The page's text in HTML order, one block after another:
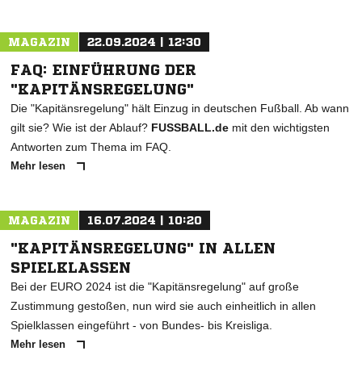
MAGAZIN 22.09.2024 | 12:30
FAQ: EINFÜHRUNG DER
"KAPITÄNSREGELUNG"
Die "Kapitänsregelung" hält Einzug in deutschen Fußball. Ab wann
gilt sie? Wie ist der Ablauf? FUSSBALL.de mit den wichtigsten
Antworten zum Thema im FAQ.
Mehr lesen
MAGAZIN 16.07.2024 | 10:20
"KAPITÄNSREGELUNG" IN ALLEN
SPIELKLASSEN
Bei der EURO 2024 ist die "Kapitänsregelung" auf große
Zustimmung gestoßen, nun wird sie auch einheitlich in allen
Spielklassen eingeführt - von Bundes- bis Kreisliga.
Mehr lesen